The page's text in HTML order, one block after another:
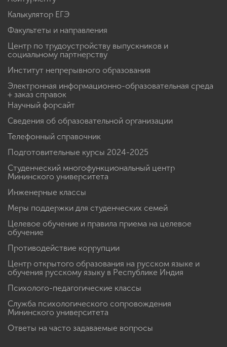
Калькулятор ЕГЭ
Факультеты и направления
Центр по трудоустройству выпускников и
социальному партнерству
Институт непрерывного образования
Электронная информационно-образовательная среда
+ заказ справок
Научный форсайт
Сведения об образовательной организации
Телефонный справочник
Подготовительные курсы 2024-2025
Студенческий многофункциональный центр
Мининского университета
Инженерные классы
Меры поддержки для студенческих семей
Целевое обучение и правила приема на целевое
обучение
Противодействие коррупции
Центр открытого образования на русском языке и
обучения русскому языку в Республике Индия
Психолого-педагогические классы
Служба психологического сопровождения
Мининского университета
Ответы на часто задаваемые вопросы